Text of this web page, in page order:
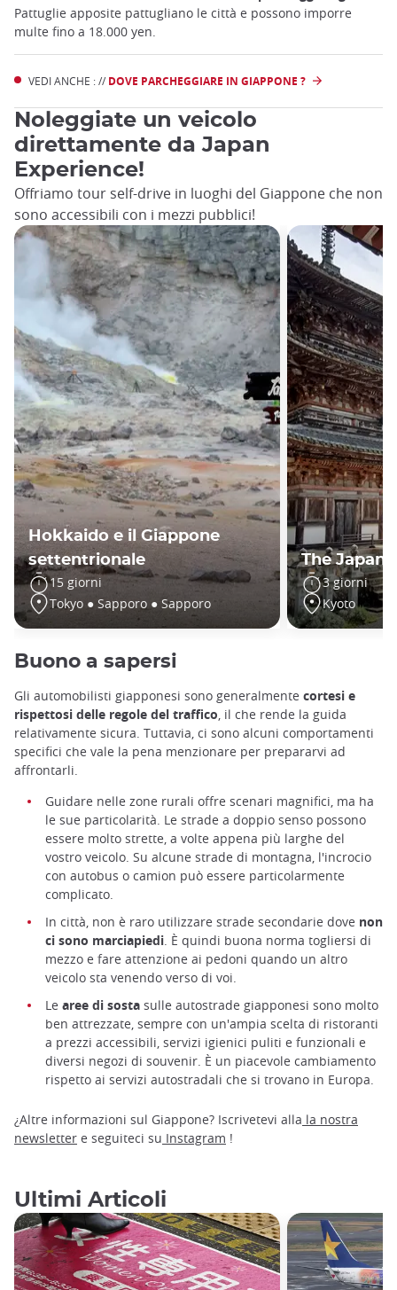
Pattuglie apposite pattugliano le città e possono imporre
multe fino a 18.000 yen.
VEDI ANCHE : // DOVE PARCHEGGIARE IN GIAPPONE ?
Noleggiate un veicolo
direttamente da Japan
Experience!
Offriamo tour self-drive in luoghi del Giappone che non
sono accessibili con i mezzi pubblici!
Hokkaido e il Giappone
settentrionale
15 giorni
Tokyo ● Sapporo ● Sapporo
The Japan
3 giorni
Kyoto
Buono a sapersi
Gli automobilisti giapponesi sono generalmente cortesi e
rispettosi delle regole del traffico , il che rende la guida
relativamente sicura. Tuttavia, ci sono alcuni comportamenti
specifici che vale la pena menzionare per prepararvi ad
affrontarli.
Guidare nelle zone rurali offre scenari magnifici, ma ha
le sue particolarità. Le strade a doppio senso possono
essere molto strette, a volte appena più larghe del
vostro veicolo. Su alcune strade di montagna, l'incrocio
con autobus o camion può essere particolarmente
complicato.
In città, non è raro utilizzare strade secondarie dove non
ci sono marciapiedi . È quindi buona norma togliersi di
mezzo e fare attenzione ai pedoni quando un altro
veicolo sta venendo verso di voi.
Le aree di sosta sulle autostrade giapponesi sono molto
ben attrezzate, sempre con un'ampia scelta di ristoranti
a prezzi accessibili, servizi igienici puliti e funzionali e
diversi negozi di souvenir. È un piacevole cambiamento
rispetto ai servizi autostradali che si trovano in Europa.
¿Altre informazioni sul Giappone? Iscrivetevi alla la nostra
newsletter e seguiteci su Instagram !
Ultimi Articoli